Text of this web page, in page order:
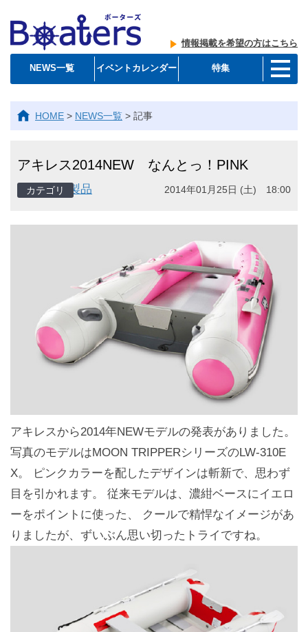
情報掲載を希望の方はこちら
NEWS一覧 イベントカレンダー 特集
HOME > NEWS一覧 > 記事
アキレス2014NEW なんとっ！PINK
製品 2014年01月25日 (土) 18:00
アキレスから2014年NEWモデルの発表がありました。
写真のモデルはMOON TRIPPERシリーズのLW-310E
X。 ピンクカラーを配したデザインは斬新で、思わず
目を引かれます。 従来モデルは、濃紺ベースにイエロ
ーをポイントに使った、 クールで精悍なイメージがあ
りましたが、ずいぶん思い切ったトライですね。